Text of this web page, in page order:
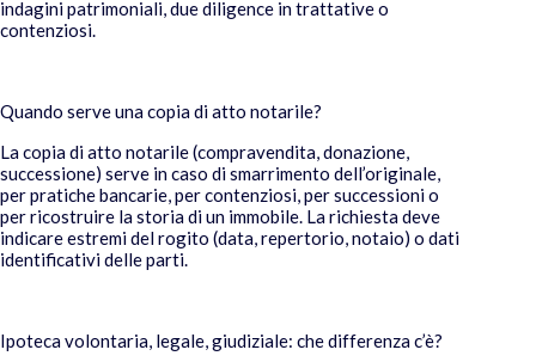
indagini patrimoniali, due diligence in trattative o
contenziosi.
Quando serve una copia di atto notarile?
La copia di atto notarile (compravendita, donazione,
successione) serve in caso di smarrimento dell’originale,
per pratiche bancarie, per contenziosi, per successioni o
per ricostruire la storia di un immobile. La richiesta deve
indicare estremi del rogito (data, repertorio, notaio) o dati
identificativi delle parti.
Ipoteca volontaria, legale, giudiziale: che differenza c’è?